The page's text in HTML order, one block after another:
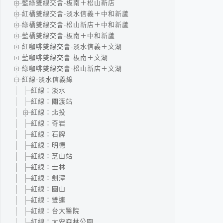
藍綠雙線交會-板南＋松山新店
紅橘雙線交會-淡水信義＋中和新蘆
綠橘雙線交會-松山新店＋中和新蘆
藍橘雙線交會-板南＋中和新蘆
紅咖啡雙線交會-淡水信義＋文湖
藍咖啡雙線交會-板南＋文湖
綠咖啡雙線交會-松山新店＋文湖
紅線-淡水信義線
紅線：淡水
紅線：關渡站
紅線：北投
紅線：奇岩
紅線：石牌
紅線：明德
紅線：芝山站
紅線：士林
紅線：劍潭
紅線：圓山
紅線：雙連
紅線：台大醫院